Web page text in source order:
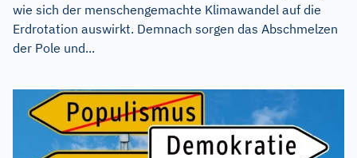
wie sich der menschengemachte Klimawandel auf die
Erdrotation auswirkt. Demnach sorgen das Abschmelzen
der Pole und...